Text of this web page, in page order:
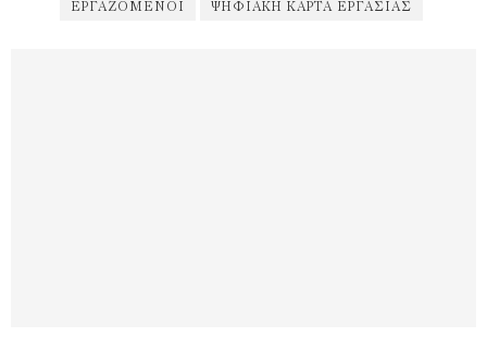
ΕΡΓΑΖΌΜΕΝΟΙ ΨΗΦΙΑΚΉ ΚΆΡΤΑ ΕΡΓΑΣΊΑΣ